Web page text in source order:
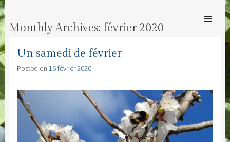
CONTENT
Monthly Archives: février 2020
Un samedi de février
Posted on 16 février 2020